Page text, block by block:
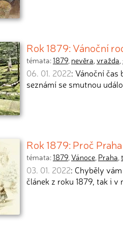
Rok 1879: Vánoční
témata:1879, nevěra,vražda,
06. 01. 2022: Vánoční
seznámí se smutnou
Rok 1879: Proč
témata:1879,Vánoce, Praha,
03. 01. 2022: Chyběly
článek z roku 1879, tak i